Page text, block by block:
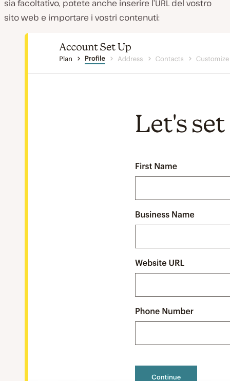
sia facoltativo, potete anche inserire l’URL del vostro
sito web e importare i vostri contenuti: